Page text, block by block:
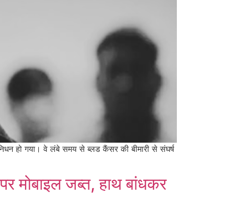
निधन हो गया। वे लंबे समय से ब्लड कैंसर की बीमारी से संघर्ष
मोबाइल जब्त, हाथ बांधकर